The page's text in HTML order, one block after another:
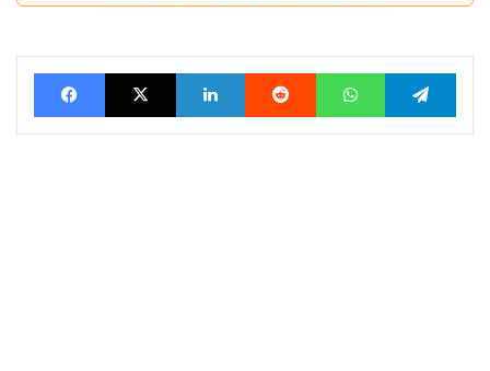
FacebookX LinkedIn Reddit WhatsApp